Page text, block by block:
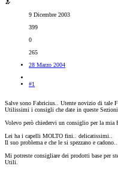
9 Dicembre 2003
399
0
265
28 Marzo 2004
#1
Salve sono Fabricius.. Utente novizio di tale
Utilissimi i consigli che date in queste
Volevo però chiedervi un consiglio per la mia
Lei ha i capelli MOLTO fini.. delicatissimi..
Il suo problema e che le si spezzano e
Mi potreste consigliare dei prodotti base per
Utili.